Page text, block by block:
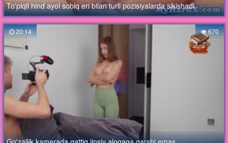
To'piqli hind ayol sobiq eri bilan turli pozisiyalarda sikishadi
20:14 670